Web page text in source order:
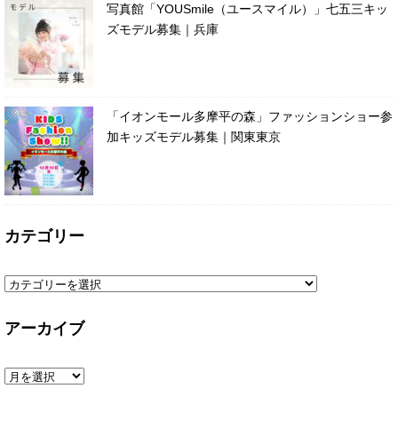
写真館「YOUSmile（ユースマイル）」七五三キッ
ズモデル募集｜兵庫
「イオンモール多摩平の森」ファッションショー参
加キッズモデル募集｜関東東京
カテゴリー
アーカイブ